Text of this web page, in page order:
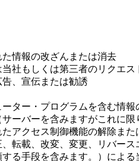
情報の改ざんまたは消去
社もしくは第三者のリクエ
、宣伝または勧誘
ター・プログラムを含む情報
ーバーを含みますがこれに
アクセス制御機能の解除ま
転載、改変、変更、リバー
る手段を含みます。）によ